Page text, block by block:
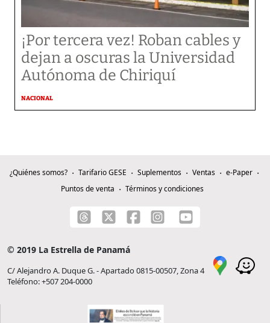
¡Por tercera vez! Roban cables y
dejan a oscuras la Universidad
Autónoma de Chiriquí
NACIONAL
¿Quiénes somos? Tarifario GESE Suplementos Ventas
e-Paper
Puntos de venta
Términos y condiciones
© 2019 La Estrella de Panamá
C/ Alejandro A. Duque G. - Apartado 0815-00507, Zona 4
Teléfono: +507 204-0000